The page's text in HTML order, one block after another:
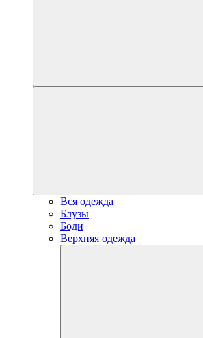
Вся одежда
Блузы
Боди
Верхняя одежда